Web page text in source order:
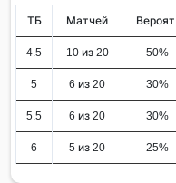
ТБ Матчей
4.5 10 из 20 50%
5 6 из 20 30%
5.5 6 из 20 30%
6 5 из 20 25%